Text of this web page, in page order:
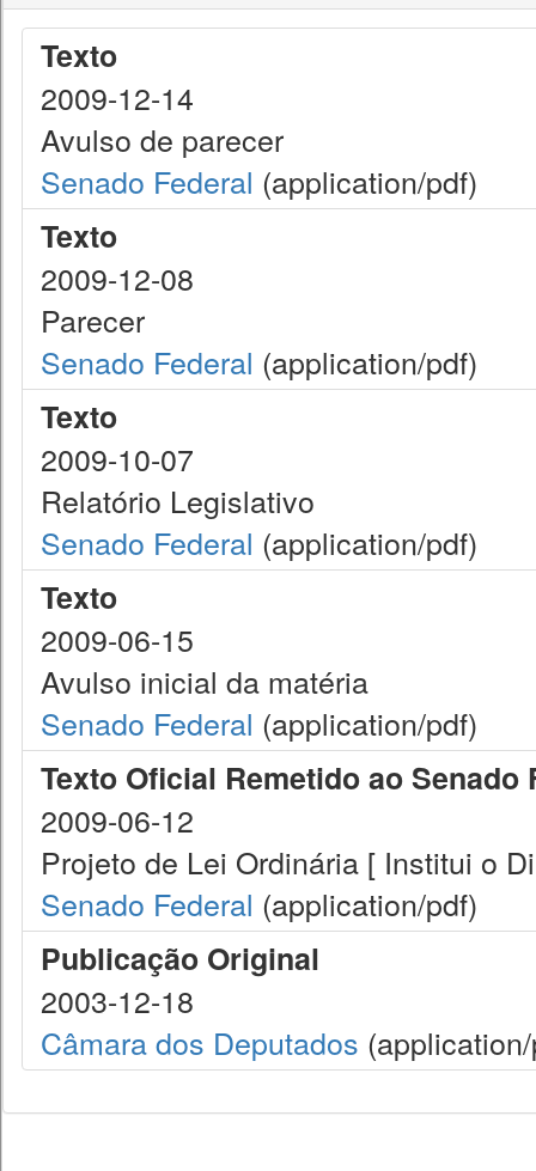
Texto
2009-12-14
Avulso de parecer
Senado Federal (application/pdf)
Texto
2009-12-08
Parecer
Senado Federal (application/pdf)
Texto
2009-10-07
Relatório Legislativo
Senado Federal (application/pdf)
Texto
2009-06-15
Avulso inicial da matéria
Senado Federal (application/pdf)
Texto Oficial Remetido ao Senado
2009-06-12
Projeto de Lei Ordinária [ Institui o
Senado Federal (application/pdf)
Publicação Original
2003-12-18
Câmara dos Deputados